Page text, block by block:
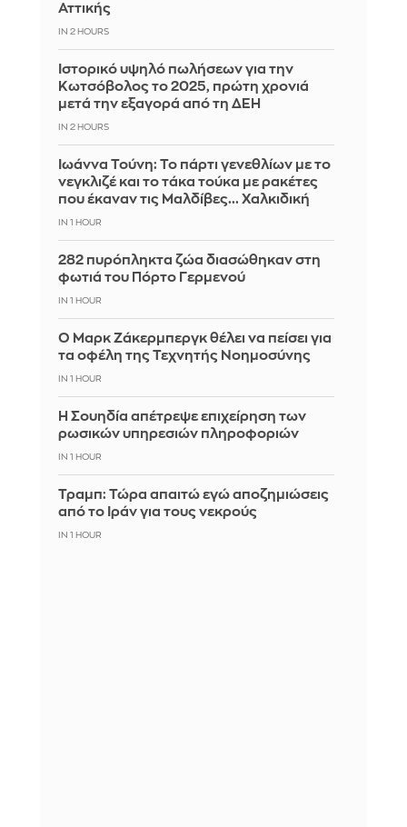
Αττικής
IN 2 HOURS
Ιστορικό υψηλό πωλήσεων για την
Κωτσόβολος το 2025, πρώτη χρονιά
μετά την εξαγορά από τη ΔΕΗ
IN 2 HOURS
Ιωάννα Τούνη: Το πάρτι γενεθλίων με το
νεγκλιζέ και το τάκα τούκα με ρακέτες
που έκαναν τις Μαλδίβες... Χαλκιδική
IN 1 HOUR
282 πυρόπληκτα ζώα διασώθηκαν στη
φωτιά του Πόρτο Γερμενού
IN 1 HOUR
Ο Μαρκ Ζάκερμπεργκ θέλει να πείσει για
τα οφέλη της Τεχνητής Νοημοσύνης
IN 1 HOUR
Η Σουηδία απέτρεψε επιχείρηση των
ρωσικών υπηρεσιών πληροφοριών
IN 1 HOUR
Τραμπ: Τώρα απαιτώ εγώ αποζημιώσεις
από το Ιράν για τους νεκρούς
IN 1 HOUR